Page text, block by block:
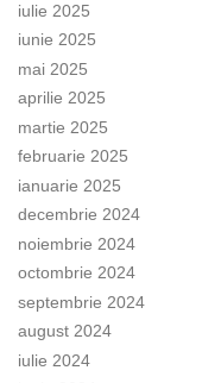
iulie 2025
iunie 2025
mai 2025
aprilie 2025
martie 2025
februarie 2025
ianuarie 2025
decembrie 2024
noiembrie 2024
octombrie 2024
septembrie 2024
august 2024
iulie 2024